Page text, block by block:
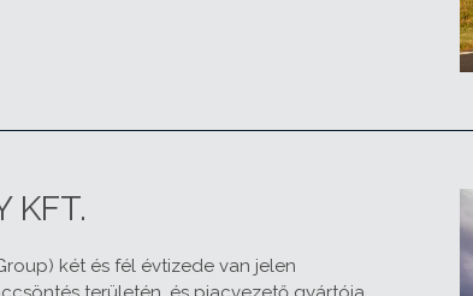
KFT.
két és fél évtizede van jelen